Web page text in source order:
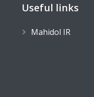
Useful links
Mahidol IR